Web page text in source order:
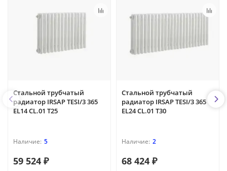
Стальной трубчатый
радиатор IRSAP TESI/3 365
EL14 CL.01 T25
5
59 524 ₽
Стальной трубчатый
радиатор IRSAP TESI/3 365
EL24 CL.01 T30
2
68 424 ₽